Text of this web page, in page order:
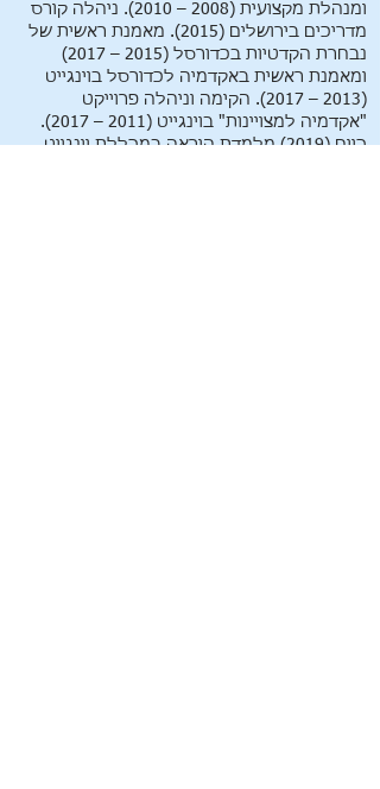
ומנהלת מקצועית (2008 – 2010). ניהלה קורס
מדריכים בירושלים (2015). מאמנת ראשית של
נבחרת הקדטיות בכדורסל (2015 – 2017)
ומאמנת ראשית באקדמיה לכדורסל בוינגייט
(2013 – 2017). הקימה וניהלה פרוייקט
"אקדמיה למצויינות" בוינגייט (2011 – 2017).
כיום (2019) מלמדת הוראה במכללת וינגייט